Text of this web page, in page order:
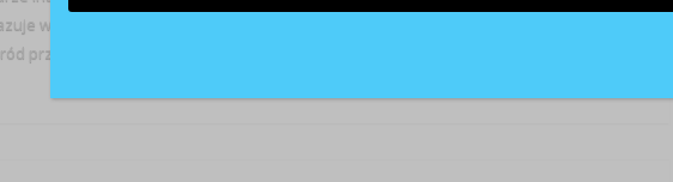
wiele zaskakujących i ciekawych tendencji. Intranety stają się coraz
przebadanej ...